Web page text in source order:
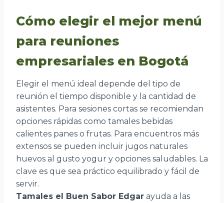
Cómo elegir el mejor menú
para reuniones
empresariales en Bogotá
Elegir el menú ideal depende del tipo de
reunión el tiempo disponible y la cantidad de
asistentes. Para sesiones cortas se recomiendan
opciones rápidas como tamales bebidas
calientes panes o frutas. Para encuentros más
extensos se pueden incluir jugos naturales
huevos al gusto yogur y opciones saludables. La
clave es que sea práctico equilibrado y fácil de
servir.
Tamales el Buen Sabor Edgar ayuda a las